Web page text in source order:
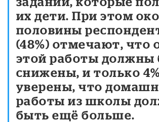
их дети. При этом
половины
(48%) отмечают, что
этой работы должны
снижены, и только
уверены, что
работы из школы
быть ещё больше.